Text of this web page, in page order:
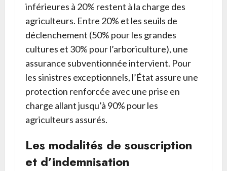
inférieures à 20% restent à la charge des
agriculteurs. Entre 20% et les seuils de
déclenchement (50% pour les grandes
cultures et 30% pour l’arboriculture), une
assurance subventionnée intervient. Pour
les sinistres exceptionnels, l’État assure une
protection renforcée avec une prise en
charge allant jusqu’à 90% pour les
agriculteurs assurés.
Les modalités de souscription
et d’indemnisation